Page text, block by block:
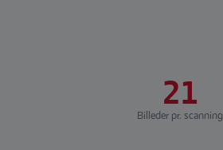
21
Billeder pr. scanning